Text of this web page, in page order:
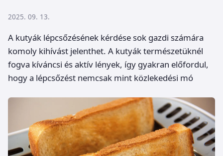
2025. 09. 13.
A kutyák lépcsőzésének kérdése sok gazdi számára
komoly kihívást jelenthet. A kutyák természetüknél
fogva kíváncsi és aktív lények, így gyakran előfordul,
hogy a lépcsőzést nemcsak mint közlekedési mó